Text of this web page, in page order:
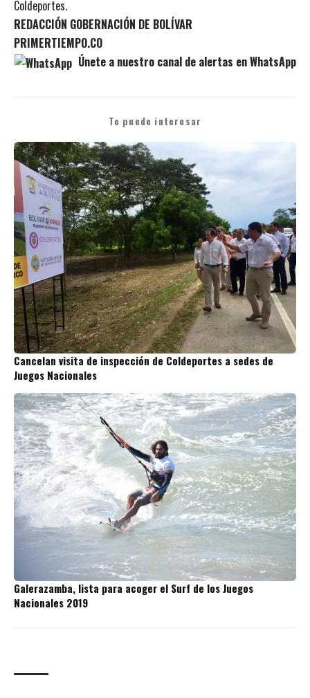
Coldeportes.
REDACCIÓN GOBERNACIÓN DE BOLÍVAR
PRIMERTIEMPO.CO
Únete a nuestro canal de alertas en WhatsApp
Te puede interesar
Cancelan visita de inspección de Coldeportes a sedes de
Juegos Nacionales
Galerazamba, lista para acoger el Surf de los Juegos
Nacionales 2019